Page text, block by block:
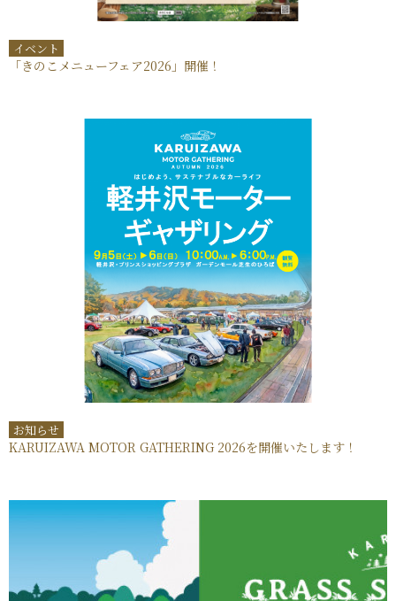
イベント
「きのこメニューフェア2026」開催！
お知らせ
KARUIZAWA MOTOR GATHERING 2026を開催いたします！